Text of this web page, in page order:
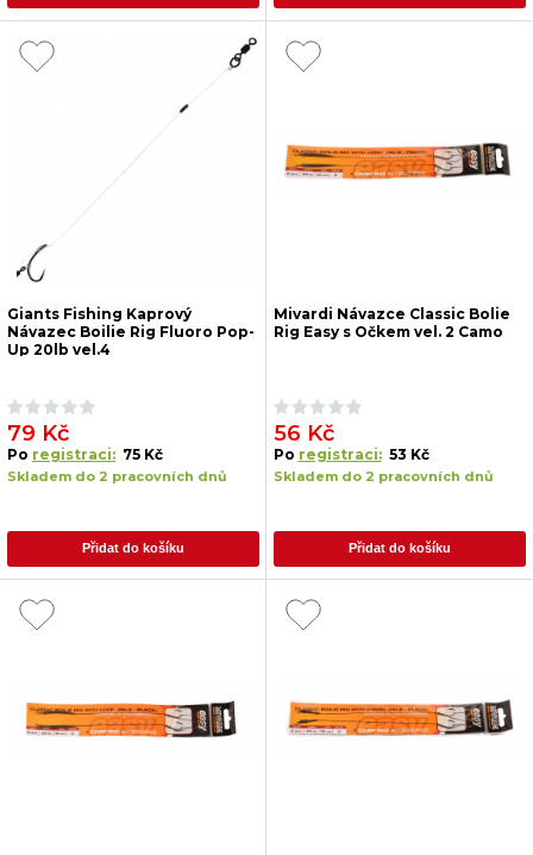
Giants Fishing Kaprový
Návazec Boilie Rig Fluoro Pop-
Up 20lb vel.4
79 Kč
Po registraci: 75 Kč
Skladem do 2 pracovních dnů
Přidat do košíku
Mivardi Návazce Classic Bolie
Rig Easy s Očkem vel. 2 Camo
56 Kč
Po registraci: 53 Kč
Skladem do 2 pracovních dnů
Přidat do košíku